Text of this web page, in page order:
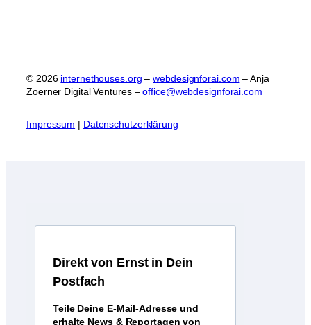
© 2026 internethouses.org –webdesignforai.com – Anja
Zoerner Digital Ventures –office@webdesignforai.com
Impressum | Datenschutzerklärung
Direkt von Ernst in Dein
Postfach
Teile Deine E-Mail-Adresse und
erhalte News & Reportagen von